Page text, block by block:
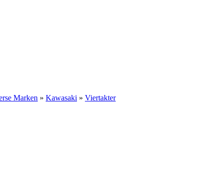
Marken » Kawasaki » Viertakter